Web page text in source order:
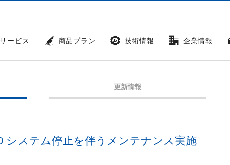
サービス 商品プラン 技術情報 企業情報
更新情報
システム停止を伴うメンテナンス実施